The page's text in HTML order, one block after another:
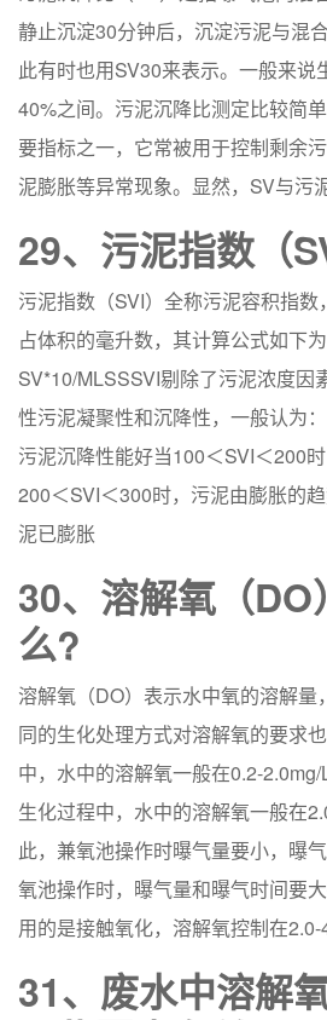
静止沉淀30分钟后，沉淀污泥与混
此有时也用SV30来表示。一般来说
40%之间。污泥沉降比测定比较简
要指标之一，它常被用于控制剩余
泥膨胀等异常现象。显然，SV与污
29、污泥指数（
污泥指数（SVI）全称污泥容积指
占体积的毫升数，其计算公式如下
SV*10/MLSSSVI剔除了污泥浓度因
性污泥凝聚性和沉降性，一般认为
污泥沉降性能好当100＜SVI＜200
200＜SVI＜300时，污泥由膨胀的
泥已膨胀
30、溶解氧（DO
么?
溶解氧（DO）表示水中氧的溶解量
同的生化处理方式对溶解氧的要求
中，水中的溶解氧一般在0.2-
生化过程中，水中的溶解氧一般在
此，兼氧池操作时曝气量要小，曝
氧池操作时，曝气量和曝气时间要
用的是接触氧化，溶解氧控制在2.0-
31、废水中溶解